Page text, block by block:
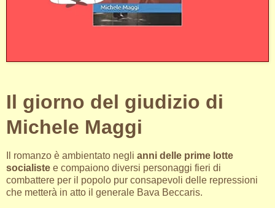
Il giorno del giudizio di
Michele Maggi
Il romanzo è ambientato negli anni delle prime lotte
socialiste e compaiono diversi personaggi fieri di
combattere per il popolo pur consapevoli delle repressioni
che metterà in atto il generale Bava Beccaris.